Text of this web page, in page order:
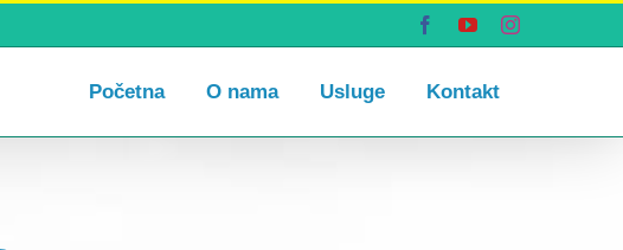
FacebookYouTubeInstagram
Početna O nama Usluge Kontakt